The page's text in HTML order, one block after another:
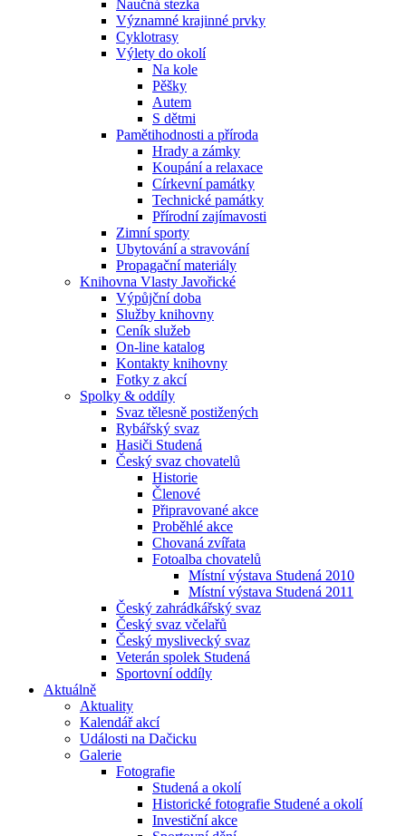
Naučná stezka
Významné krajinné prvky
Cyklotrasy
Výlety do okolí
Na kole
Pěšky
Autem
S dětmi
Pamětihodnosti a příroda
Hrady a zámky
Koupání a relaxace
Církevní památky
Technické památky
Přírodní zajímavosti
Zimní sporty
Ubytování a stravování
Propagační materiály
Knihovna Vlasty Javořické
Výpůjční doba
Služby knihovny
Ceník služeb
On-line katalog
Kontakty knihovny
Fotky z akcí
Spolky & oddíly
Svaz tělesně postižených
Rybářský svaz
Hasiči Studená
Český svaz chovatelů
Historie
Členové
Připravované akce
Proběhlé akce
Chovaná zvířata
Fotoalba chovatelů
Místní výstava Studená 2010
Místní výstava Studená 2011
Český zahrádkářský svaz
Český svaz včelařů
Český myslivecký svaz
Veterán spolek Studená
Sportovní oddíly
Aktuálně
Aktuality
Kalendář akcí
Události na Dačicku
Galerie
Fotografie
Studená a okolí
Historické fotografie Studené a okolí
Investiční akce